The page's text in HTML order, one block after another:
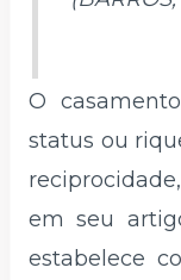
O
status ou
em seu
estabelece